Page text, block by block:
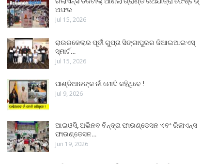
ଅଫର
Jul 15, 2026
ରାଉରକେଲାର ପୂର୍ବୀ ଗୁପ୍ତା ସିଙ୍ଗାପୁରର ଜିଆଇଆଇଏସ୍
ସ୍ମାର୍ଟ…
Jul 15, 2026
ପାଣ୍ଡିଆନଙ୍କ ନାଁ ମୋଦି କହିଥିବେ !
Jul 9, 2026
ଆଇଓସି, ଅଭିନବ ବିନ୍ଦ୍ରା ଫାଉଣ୍ଡେସନ ଏବଂ ରିଲାଏନ୍ସ
ଫାଉଣ୍ଡେସନ…
Jun 19, 2026